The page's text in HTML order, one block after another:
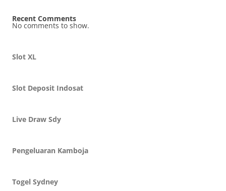
Recent Comments
No comments to show.
Slot XL
Slot Deposit Indosat
Live Draw Sdy
Pengeluaran Kamboja
Togel Sydney